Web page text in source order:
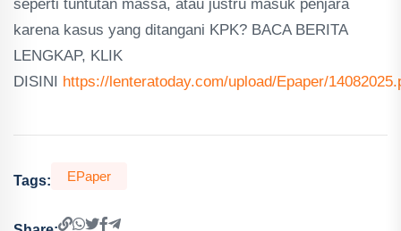
seperti tuntutan massa, atau justru masuk penjara
karena kasus yang ditangani KPK? BACA BERITA
LENGKAP, KLIK
DISINI https://lenteratoday.com/upload/Epaper/
Tags: EPaper